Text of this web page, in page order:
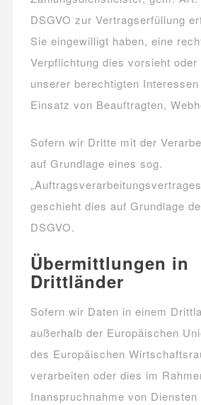
DSGVO zur Vertragserfüllung
Sie eingewilligt haben, eine
Verpflichtung dies vorsieht oder
unserer berechtigten
Einsatz von Beauftragten,
Sofern wir Dritte mit der
auf Grundlage eines sog.
geschieht dies auf Grundlage
DSGVO.
Übermittlungen in
Drittländer
Sofern wir Daten in einem
außerhalb der Europäischen
des Europäischen
verarbeiten oder dies im
Inanspruchnahme von